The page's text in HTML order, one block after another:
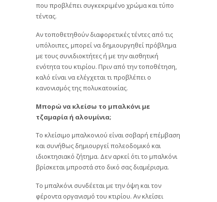
που προβλέπει συγκεκριμένο χρώμα και τύπο
τέντας.
Αν τοποθετηθούν διαφορετικές τέντες από τις
υπόλοιπες, μπορεί να δημιουργηθεί πρόβλημα
με τους συνιδιοκτήτες ή με την αισθητική
ενότητα του κτιρίου. Πριν από την τοποθέτηση,
καλό είναι να ελέγχεται τι προβλέπει ο
κανονισμός της πολυκατοικίας.
Μπορώ να κλείσω το μπαλκόνι με
τζαμαρία ή αλουμίνια;
Το κλείσιμο μπαλκονιού είναι σοβαρή επέμβαση
και συνήθως δημιουργεί πολεοδομικό και
ιδιοκτησιακό ζήτημα. Δεν αρκεί ότι το μπαλκόνι
βρίσκεται μπροστά στο δικό σας διαμέρισμα.
Το μπαλκόνι συνδέεται με την όψη και τον
φέροντα οργανισμό του κτιρίου. Αν κλείσει